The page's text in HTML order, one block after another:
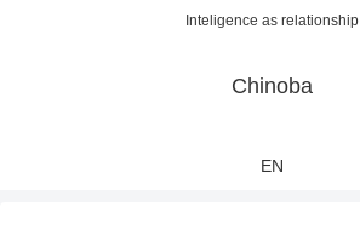
Inteligence as relationship
Chinoba
EN